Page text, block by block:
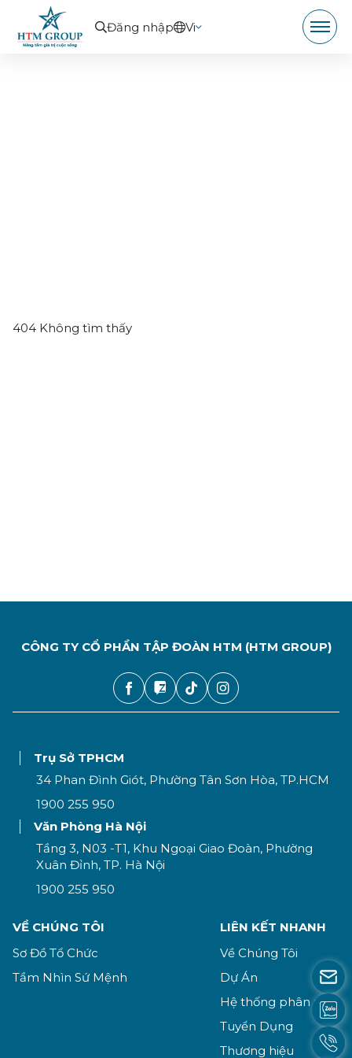
Đăng nhập Vi
404 Không tìm thấy
CÔNG TY CỔ PHẦN TẬP ĐOÀN HTM (HTM GROUP)
Trụ Sở TPHCM
34 Phan Đình Giót, Phường Tân Sơn Hòa, TP.HCM
1900 255 950
Văn Phòng Hà Nội
Tầng 3, N03 -T1, Khu Ngoại Giao Đoàn, Phường
Xuân Đỉnh, TP. Hà Nội
1900 255 950
VỀ CHÚNG TÔI
Sơ Đồ Tổ Chức
Tầm Nhìn Sứ Mệnh
LIÊN KẾT NHANH
Về Chúng Tôi
Dự Án
Hệ thống phân phối
Tuyển Dụng
Thương hiệu